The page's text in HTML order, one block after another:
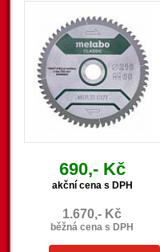
690,- Kč
akční cena s DPH
1.670,- Kč
běžná cena s DPH